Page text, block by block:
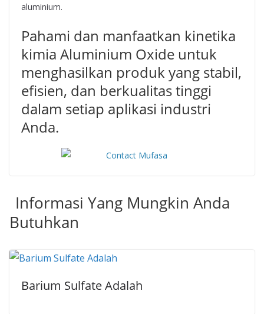
aluminium.
Pahami dan manfaatkan kinetika
kimia Aluminium Oxide untuk
menghasilkan produk yang stabil,
efisien, dan berkualitas tinggi
dalam setiap aplikasi industri
Anda.
Informasi Yang Mungkin Anda
Butuhkan
Barium Sulfate Adalah